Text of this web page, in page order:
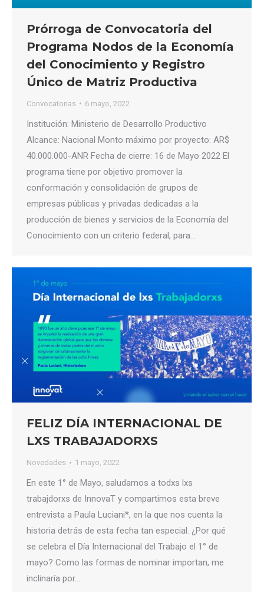
Prórroga de Convocatoria del
Programa Nodos de la Economía
del Conocimiento y Registro
Único de Matriz Productiva
Convocatorias 6 mayo, 2022
Institución: Ministerio de Desarrollo Productivo
Alcance: Nacional Monto máximo por proyecto: AR$
40.000.000-ANR Fecha de cierre: 16 de Mayo 2022 El
programa tiene por objetivo promover la
conformación y consolidación de grupos de
empresas públicas y privadas dedicadas a la
producción de bienes y servicios de la Economía del
Conocimiento con un criterio federal, para…
FELIZ DÍA INTERNACIONAL DE
LXS TRABAJADORXS
Novedades 1 mayo, 2022
En este 1° de Mayo, saludamos a todxs lxs
trabajdorxs de InnovaT y compartimos esta breve
entrevista a Paula Luciani*, en la que nos cuenta la
historia detrás de esta fecha tan especial. ¿Por qué
se celebra el Día Internacional del Trabajo el 1° de
mayo? Como las formas de nominar importan, me
inclinaría por…